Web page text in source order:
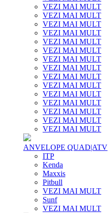
VEZI MAI MULT
VEZI MAI MULT
VEZI MAI MULT
VEZI MAI MULT
VEZI MAI MULT
VEZI MAI MULT
VEZI MAI MULT
VEZI MAI MULT
VEZI MAI MULT
VEZI MAI MULT
VEZI MAI MULT
VEZI MAI MULT
VEZI MAI MULT
VEZI MAI MULT
VEZI MAI MULT
ANVELOPE QUAD|ATV
ITP
Kenda
Maxxis
Pitbull
VEZI MAI MULT
Sunf
VEZI MAI MULT